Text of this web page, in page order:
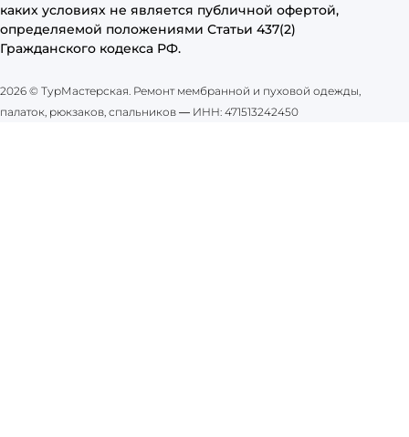
каких условиях не является публичной офертой,
определяемой положениями Статьи 437(2)
Гражданского кодекса РФ.
2026 © ТурМастерская. Ремонт мембранной и пуховой одежды,
палаток, рюкзаков, спальников — ИНН: 471513242450